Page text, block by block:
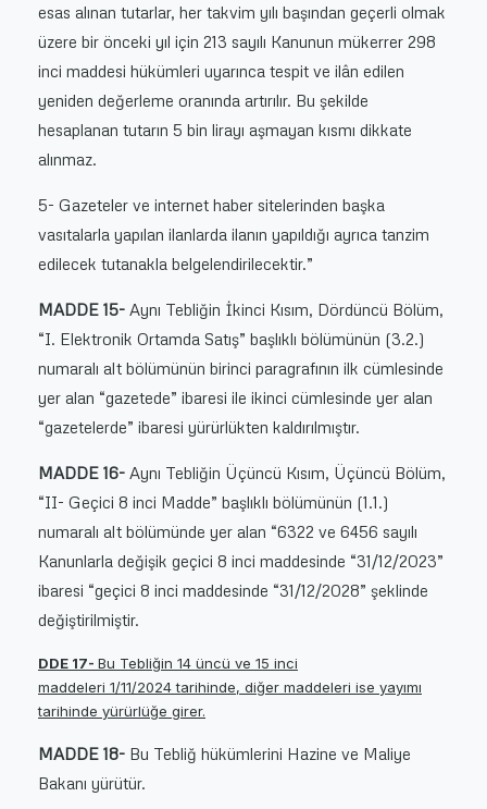
esas alınan tutarlar, her takvim yılı başından geçerli olmak
üzere bir önceki yıl için 213 sayılı Kanunun mükerrer 298
inci maddesi hükümleri uyarınca tespit ve ilân edilen
yeniden değerleme oranında artırılır. Bu şekilde
hesaplanan tutarın 5 bin lirayı aşmayan kısmı dikkate
alınmaz.
5- Gazeteler ve internet haber sitelerinden başka
vasıtalarla yapılan ilanlarda ilanın yapıldığı ayrıca tanzim
edilecek tutanakla belgelendirilecektir.”
MADDE 15- Aynı Tebliğin İkinci Kısım, Dördüncü Bölüm,
“I. Elektronik Ortamda Satış” başlıklı bölümünün (3.2.)
numaralı alt bölümünün birinci paragrafının ilk cümlesinde
yer alan “gazetede” ibaresi ile ikinci cümlesinde yer alan
“gazetelerde” ibaresi yürürlükten kaldırılmıştır.
MADDE 16- Aynı Tebliğin Üçüncü Kısım, Üçüncü Bölüm,
“II- Geçici 8 inci Madde” başlıklı bölümünün (1.1.)
numaralı alt bölümünde yer alan “6322 ve 6456 sayılı
Kanunlarla değişik geçici 8 inci maddesinde “31/12/2023”
ibaresi “geçici 8 inci maddesinde “31/12/2028” şeklinde
değiştirilmiştir.
DDE 17- Bu Tebliğin 14 üncü ve 15 inci
maddeleri 1/11/2024tarihinde, diğer maddeleri ise yayımı
tarihinde yürürlüğe girer.
MADDE 18- Bu Tebliğ hükümlerini Hazine ve Maliye
Bakanı yürütür.